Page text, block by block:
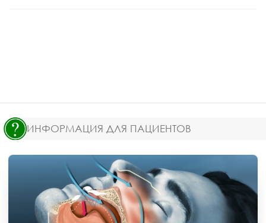
ИНФОРМАЦИЯ ДЛЯ ПАЦИЕНТОВ